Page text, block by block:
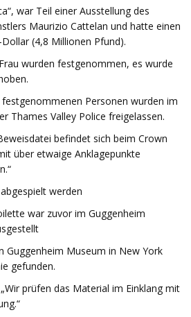
war Teil einer Ausstellung des
Maurizio Cattelan und hatte einen
(4,8 Millionen Pfund).
wurden festgenommen, es wurde
Personen wurden im
Thames Valley Police freigelassen.
befindet sich beim Crown
über etwaige Anklagepunkte
werden
war zuvor im Guggenheim
Guggenheim Museum in New York
gefunden.
prüfen das Material im Einklang mit